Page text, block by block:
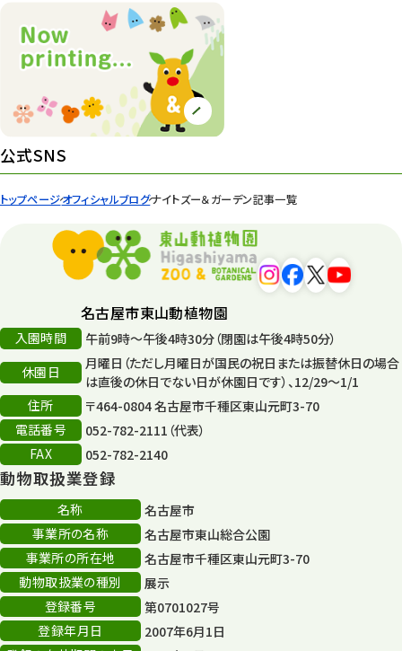
トップページオフィシャルブログナイトズー＆ガーデン記事一覧
桜情報
紅葉情報
ズーボ
イベント
平和公園
森のとこやさん
再生
再生フォーラム
80周年
その他
その他イベント
スカイタワー
公式SNS
名古屋市東山動植物園
入園時間
午前9時～午後4時30分（閉園は午後4時50分）
休園日
月曜日（ただし月曜日が国民の祝日または振替休日の場合
は直後の休日でない日が休園日です）、12/29～1/1
住所
〒464-0804 名古屋市千種区東山元町3-70
電話番号
052-782-2111（代表）
FAX
052-782-2140
動物取扱業登録
名称
名古屋市
事業所の名称
名古屋市東山総合公園
事業所の所在地
名古屋市千種区東山元町3-70
動物取扱業の種別
展示
登録番号
第0701027号
登録年月日
2007年6月1日